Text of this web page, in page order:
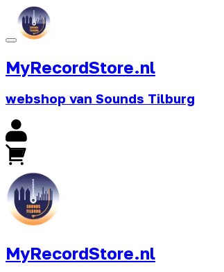
MyRecordStore.nl
webshop van Sounds Tilburg
MyRecordStore.nl